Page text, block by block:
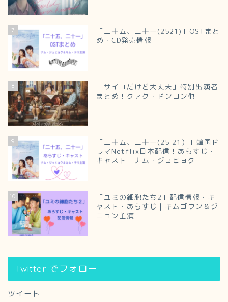
7
「二十五、二十一(2521)」OSTまと
め・CD発売情報
8
「サイコだけど大丈夫」特別出演者
まとめ！クァク・ドンヨン他
9
「二十五、二十一(25 21）」韓国ド
ラマNetflix日本配信！あらすじ・
キャスト｜ナム・ジュヒョク
10
「ユミの細胞たち2」配信情報・キ
ャスト・あらすじ｜キムゴウン＆ジ
ニョン主演
Twitter でフォロー
ツイート